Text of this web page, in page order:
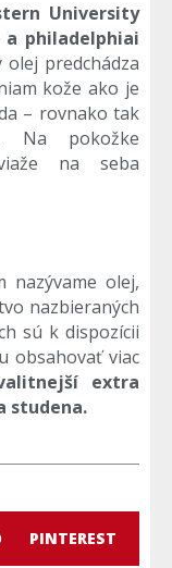
University
a philadelphiai
olej predchádza
kože ako je
– rovnako tak
Na pokožke
na seba
nazývame olej,
nazbieraných
sú k dispozícii
obsahovať viac
extra
studena.
PINTEREST